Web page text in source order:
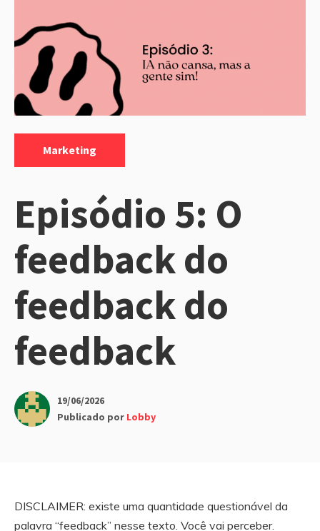
Marketing
Episódio 5: O
feedback do
feedback do
feedback
19/06/2026
Publicado por Lobby
DISCLAIMER: existe uma quantidade questionável da
palavra “feedback” nesse texto. Você vai perceber.